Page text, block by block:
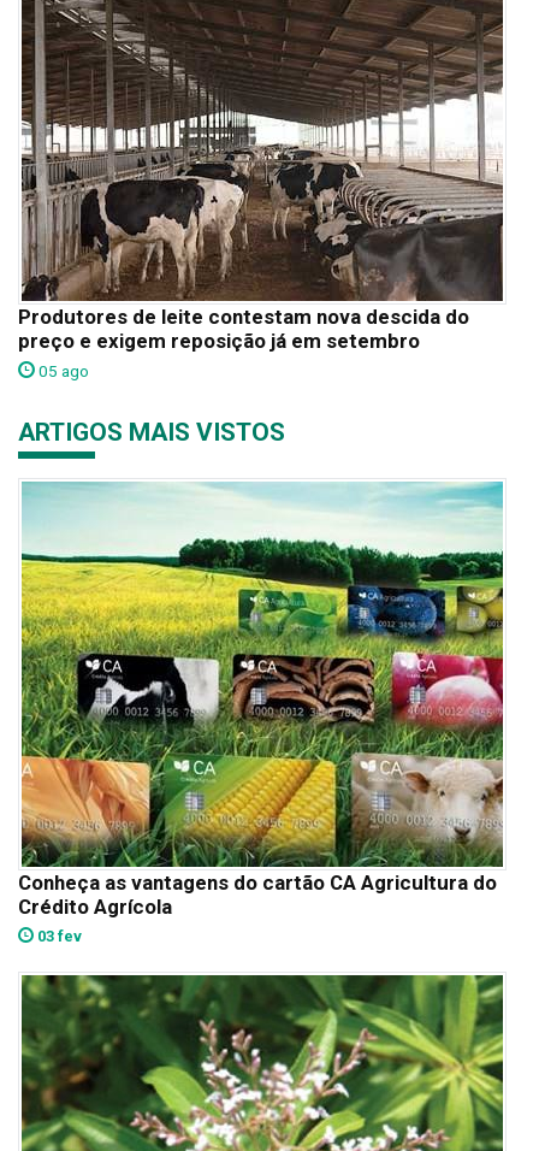
Produtores de leite contestam nova descida do
preço e exigem reposição já em setembro
05 ago
ARTIGOS MAIS VISTOS
Conheça as vantagens do cartão CA Agricultura do
Crédito Agrícola
03 fev